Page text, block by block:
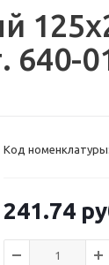
640-
Код
241.74